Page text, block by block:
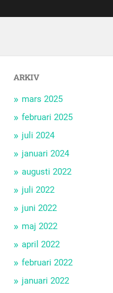
ARKIV
mars 2025
februari 2025
juli 2024
januari 2024
augusti 2022
juli 2022
juni 2022
maj 2022
april 2022
februari 2022
januari 2022